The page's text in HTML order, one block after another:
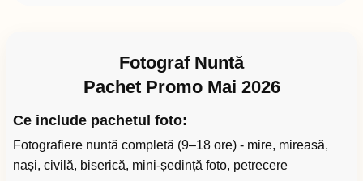
Fotograf Nuntă
Pachet Promo Mai 2026
Ce include pachetul foto:
Fotografiere nuntă completă (9–18 ore) - mire, mireasă,
nași, civilă, biserică, mini-ședință foto, petrecere